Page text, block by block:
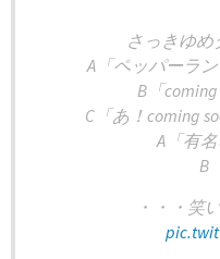
さっきゆ
A「ペッパーラ
B「
C「あ！coming
A「有
B
・・・笑